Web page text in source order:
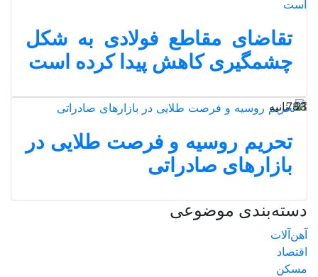
تقاضای مقاطع فولادی به شکل
چشمگیری کاهش پیدا کرده است
21 ثانیه
783
تحریم روسیه و فرصت طلایی در
بازارهای صادراتی
دسته‌بندی موضوعی
آهن‌آلات
اقتصاد
مسکن